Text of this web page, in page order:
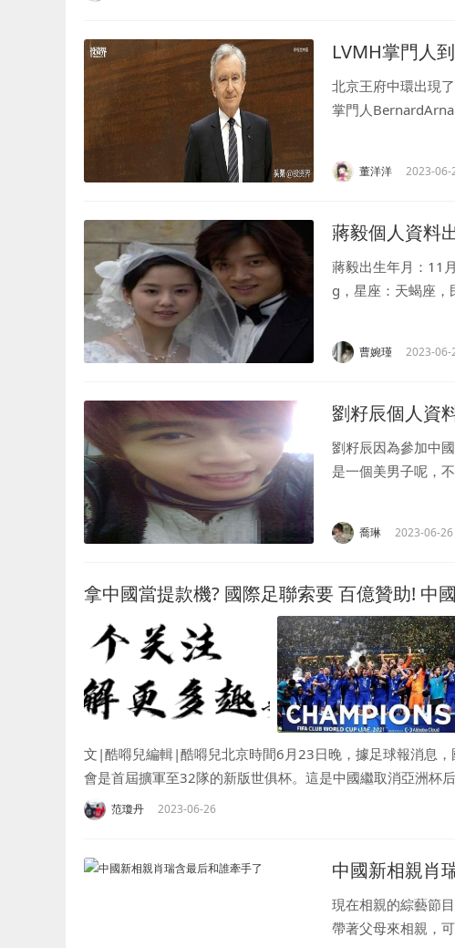
LVMH掌門人
北京王府中環出現
掌門人
董洋洋 2023-06-
蔣毅個人資料
蔣毅出生年月：11
g，星座：天蝎座，
劇最佳...
曹婉瑾 2023-06-
劉籽辰個人資
劉籽辰因為參加中
是一個美男子呢，
有天賦，劉籽辰...
喬琳 2023-06-26
拿中國當提款機? 國際足聯索要 百億贊助! 中
文|酷嘚兒編輯|酷嘚兒北京時間6月23日晚，據足球報消息
會是首屆擴軍至32隊的新版世俱杯。這是中國繼取消亞洲杯
范瓊丹 2023-06-26
中國新相親肖
現在相親的綜藝節
帶著父母來相親，